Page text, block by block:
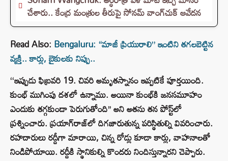
చేశారు.. కేంద్ర మంత్రుల తీరుపై సోనమ్ వాంగ్‌చుక్ ఆవేదన
Read Also: Bengaluru: “మాజీ ప్రియురాలి” ఇంటిని తగలబెట్టిన
వ్యక్తి.. కార్లు, బైకులకు నిప్పు..
‘‘ఇప్పుడు ఫిబ్రవరి 19. చివరి అమృతస్నానం ఇప్పటికే పూర్తయింది.
కుంభ్ ముగింపు దశలో ఉన్నాము. అయినా కుంభ్‌కి జనసమూహం
ఎందుకు తగ్గకుండా పెరుగుతోంది’’ అని అతను తన పోస్ట్‌లో
ప్రశ్నించారు. ప్రయాగ్‌రాజ్‌లో దిగజారుతున్న పరిస్థితుల్ని వివరించారు.
రహదారులు రద్దీగా మారాయి, చిన్న రోడ్లు కూడా కార్లు, వాహనాలతో
నిండిపోయాయి. రద్దీకి స్థానికుల్ని కొందరు నిందిస్తున్నారని చెప్పారు.